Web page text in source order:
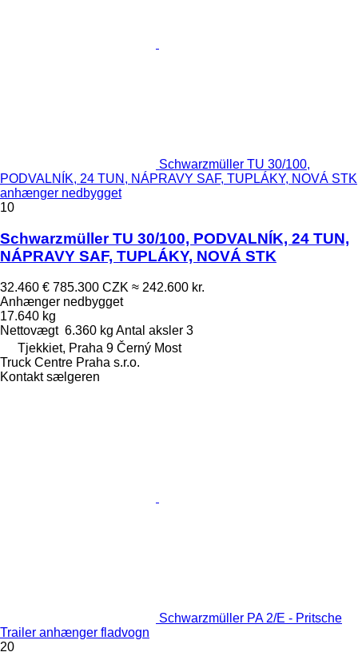
Schwarzmüller TU 30/100,
PODVALNÍK, 24 TUN, NÁPRAVY SAF, TUPLÁKY, NOVÁ STK
anhænger nedbygget
10
Schwarzmüller TU 30/100, PODVALNÍK, 24 TUN,
NÁPRAVY SAF, TUPLÁKY, NOVÁ STK
32.460 € 785.300 CZK ≈ 242.600 kr.
Anhænger nedbygget
17.640 kg
Nettovægt 6.360 kg Antal aksler 3
Tjekkiet, Praha 9 Černý Most
Truck Centre Praha s.r.o.
Kontakt sælgeren
Schwarzmüller PA 2/E - Pritsche
Trailer anhænger fladvogn
20